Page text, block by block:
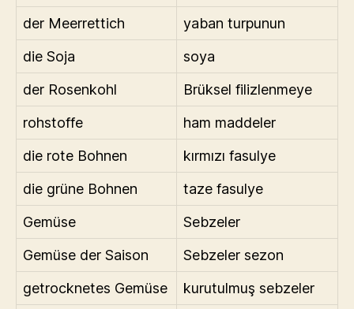
der Meerrettich
yaban turpunun
die Soja
soya
der Rosenkohl
Brüksel filizlenmeye
rohstoffe
ham maddeler
die rote Bohnen
kırmızı fasulye
die grüne Bohnen
taze fasulye
Gemüse
Sebzeler
Gemüse der Saison
Sebzeler sezon
getrocknetes Gemüse
kurutulmuş sebzeler